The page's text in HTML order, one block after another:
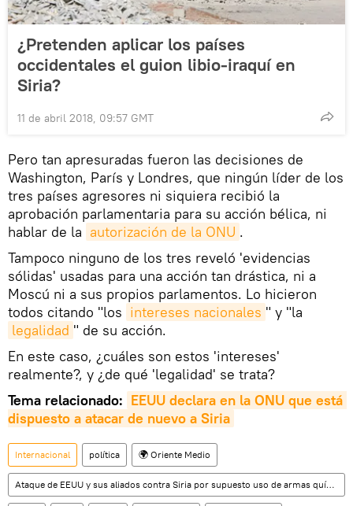
¿Pretenden aplicar los países
occidentales el guion libio-iraquí en
Siria?
11 de abril 2018, 09:57 GMT
Pero tan apresuradas fueron las decisiones de
Washington, París y Londres, que ningún líder de los
tres países agresores ni siquiera recibió la
aprobación parlamentaria para su acción bélica, ni
hablar de la autorización de la ONU .
Tampoco ninguno de los tres reveló 'evidencias
sólidas' usadas para una acción tan drástica, ni a
Moscú ni a sus propios parlamentos. Lo hicieron
todos citando "los intereses nacionales " y "la
legalidad " de su acción.
En este caso, ¿cuáles son estos 'intereses'
realmente?, y ¿de qué 'legalidad' se trata?
Tema relacionado: EEUU declara en la ONU que está
dispuesto a atacar de nuevo a Siria
Internacional política 🌍 Oriente Medio
Ataque de EEUU y sus aliados contra Siria por supuesto uso de armas químicas